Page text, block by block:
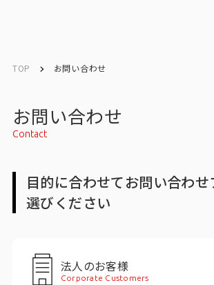
インテージの強み
会社情報トップ
TOP お問い合わせ
お問い合わせ
Contact
目的に合わせてお問い合わ
選びください
法人のお客様
Corporate Customers